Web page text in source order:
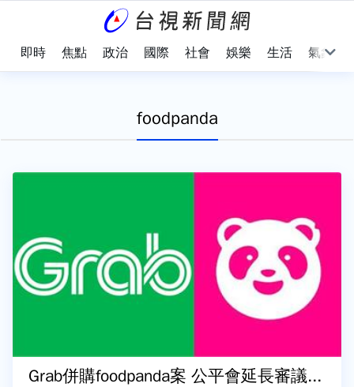
即時 焦點 政治 國際 社會 娛樂 生活 氣象
foodpanda
Grab併購foodpanda案 公平會延長審議...